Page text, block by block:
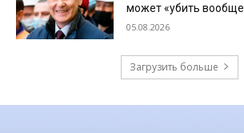
может «убить вообще
05.08.2026
Загрузить больше